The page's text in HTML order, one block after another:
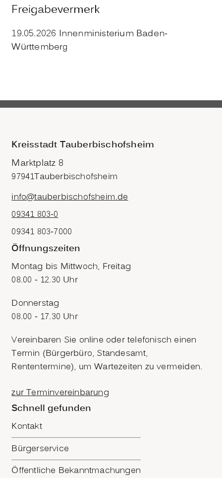
Freigabevermerk
19.05.2026 Innenministerium Baden-
Württemberg
Kreisstadt Tauberbischofsheim
Marktplatz 8
97941Tauberbischofsheim
info@tauberbischofsheim.de
09341 803-0
09341 803-7000
Öffnungszeiten
Montag bis Mittwoch, Freitag
08.00 - 12.30 Uhr
Donnerstag
08.00 - 17.30 Uhr
Vereinbaren Sie online oder telefonisch einen
Termin (Bürgerbüro, Standesamt,
Rententermine), um Wartezeiten zu vermeiden.
zur Terminvereinbarung
Schnell gefunden
Kontakt
Bürgerservice
Öffentliche Bekanntmachungen